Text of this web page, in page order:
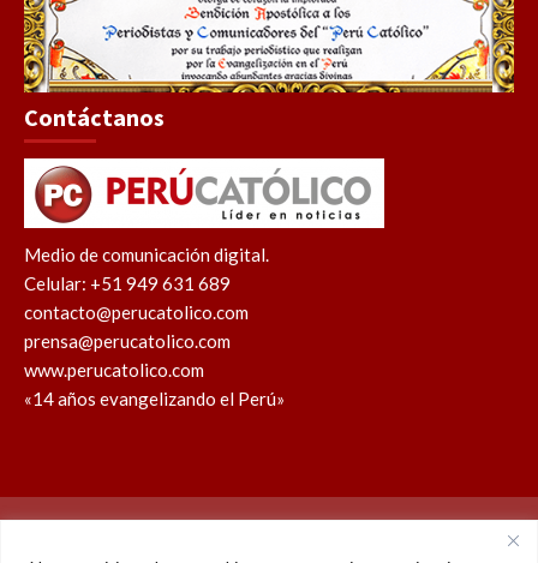
Contáctanos
Medio de comunicación digital.
Celular: +51 949 631 689
contacto@perucatolico.com
prensa@perucatolico.com
www.perucatolico.com
«14 años evangelizando el Perú»